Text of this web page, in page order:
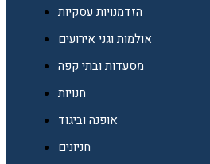
הזדמנויות עסקיות
אולמות וגני אירועים
מסעדות ובתי קפה
חנויות
אופנה וביגוד
חניונים